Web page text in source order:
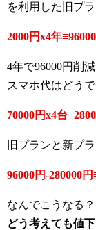
を利用した旧プ
2000円x4年
4年で96000円削
スマホ代はどう
70000円x4台
旧プランと新プ
96000円-280000円
なんでこうなる？
どう考えても値